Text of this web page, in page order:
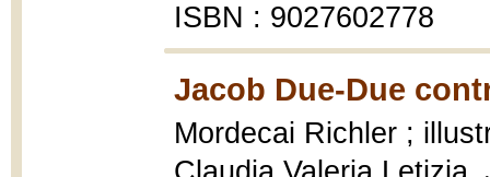
ISBN : 9027602778
Jacob Due-Due
Mordecai Richler ;